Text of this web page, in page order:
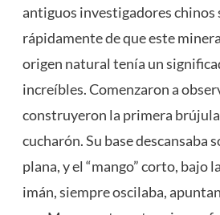
antiguos investigadores chinos
rápidamente de que este
origen natural tenía un
increíbles. Comenzaron a
construyeron la primera
cucharón. Su base descansaba
plana, y el “mango” corto, bajo
imán, siempre oscilaba,